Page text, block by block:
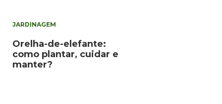
JARDINAGEM
Orelha-de-elefante:
como plantar, cuidar e
manter?